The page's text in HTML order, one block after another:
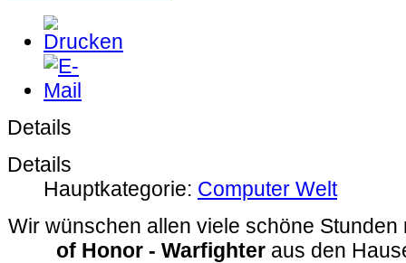
Details
Details
Hauptkategorie: Computer Welt
Wir wünschen allen viele schöne
of Honor - Warfighteraus den